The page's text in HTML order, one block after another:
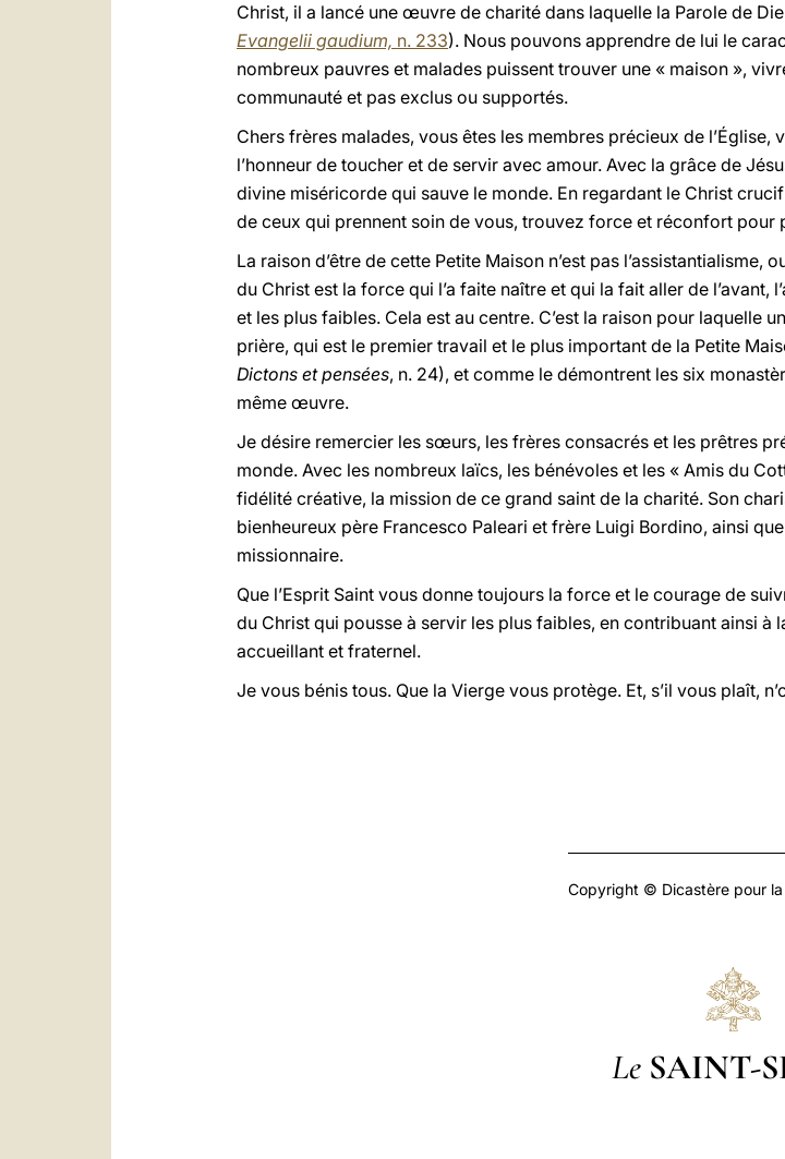
Christ, il a lancé une œuvre de charité dans laquelle la Parole de
Evangelii gaudium, n. 233). Nous pouvons apprendre de lui le
nombreux pauvres et malades puissent trouver une « maison »,
communauté et pas exclus ou supportés.
Chers frères malades, vous êtes les membres précieux de
l’honneur de toucher et de servir avec amour. Avec la grâce de
divine miséricorde qui sauve le monde. En regardant le Christ
de ceux qui prennent soin de vous, trouvez force et réconfort
La raison d’être de cette Petite Maison n’est pas l’assistantialisme,
du Christ est la force qui l’a faite naître et qui la fait aller de
et les plus faibles. Cela est au centre. C’est la raison pour laquelle
prière, qui est le premier travail et le plus important de la Petite
Dictons et pensées, n. 24), et comme le démontrent les six
même œuvre.
Je désire remercier les sœurs, les frères consacrés et les prêtres
monde. Avec les nombreux laïcs, les bénévoles et les « Amis du
fidélité créative, la mission de ce grand saint de la charité. Son
bienheureux père Francesco Paleari et frère Luigi Bordino, ainsi
missionnaire.
Que l’Esprit Saint vous donne toujours la force et le courage de
du Christ qui pousse à servir les plus faibles, en contribuant ainsi à
accueillant et fraternel.
Je vous bénis tous. Que la Vierge vous protège. Et, s’il vous plaît,
Copyright © Dicastère pour la
Le SAINT-